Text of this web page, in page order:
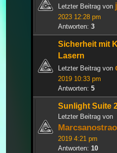
Letzter Beitrag von
2023 12:28 pm
Antworten: 3
Sicherheit mit
Lasern
Letzter Beitrag von
2019 10:33 pm
Antworten: 5
Sunlight Suite
Letzter Beitrag von
2019 4:21 pm
Antworten: 10